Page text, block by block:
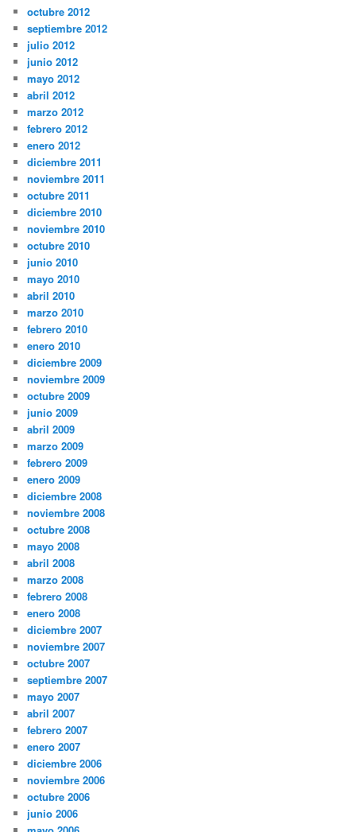
octubre 2012
septiembre 2012
julio 2012
junio 2012
mayo 2012
abril 2012
marzo 2012
febrero 2012
enero 2012
diciembre 2011
noviembre 2011
octubre 2011
diciembre 2010
noviembre 2010
octubre 2010
junio 2010
mayo 2010
abril 2010
marzo 2010
febrero 2010
enero 2010
diciembre 2009
noviembre 2009
octubre 2009
junio 2009
abril 2009
marzo 2009
febrero 2009
enero 2009
diciembre 2008
noviembre 2008
octubre 2008
mayo 2008
abril 2008
marzo 2008
febrero 2008
enero 2008
diciembre 2007
noviembre 2007
octubre 2007
septiembre 2007
mayo 2007
abril 2007
febrero 2007
enero 2007
diciembre 2006
noviembre 2006
octubre 2006
junio 2006